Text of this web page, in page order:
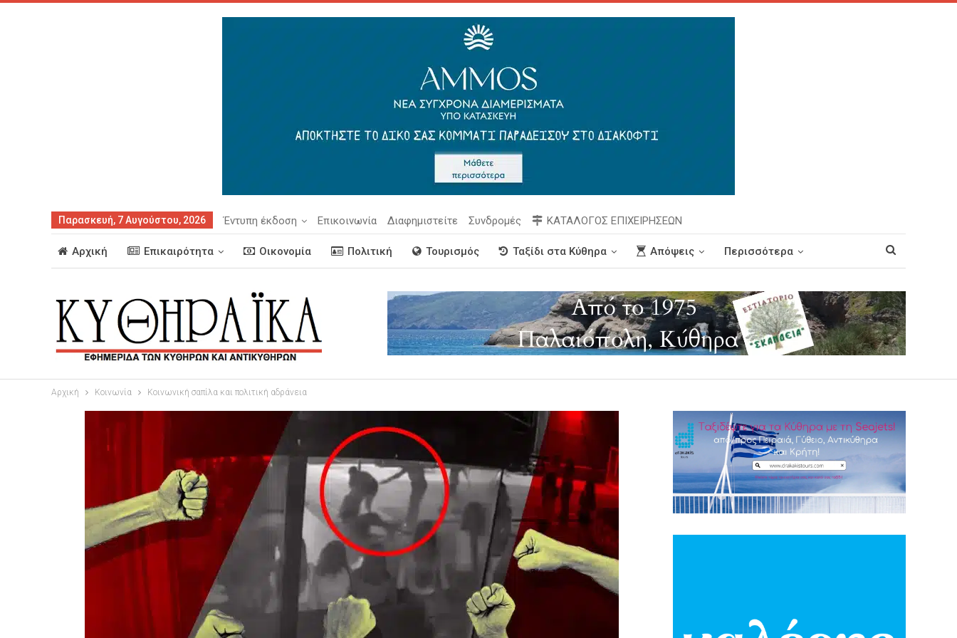
Παρασκευή, 7 Αυγούστου, 2026 Έντυπη έκδοση Επικοινωνία Διαφημιστείτε Συνδρομές ΚΑΤΑΛΟΓΟΣ ΕΠΙΧΕΙΡΗΣΕΩΝ
Αρχική Επικαιρότητα Οικονομία Πολιτική Τουρισμός Ταξίδι στα Κύθηρα Απόψεις Περισσότερα
Αρχική Κοινωνία Κοινωνική σαπίλα και πολιτική αδράνεια